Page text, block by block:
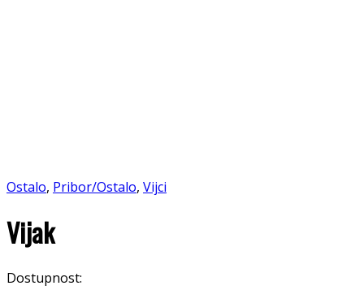
Ostalo, Pribor/Ostalo, Vijci
Vijak
Dostupnost: